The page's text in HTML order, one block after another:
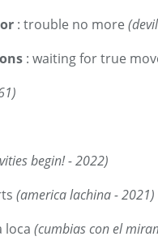
: trouble no more
: waiting for true
begin! - 2022)
(america lachina - 2021)
loca (cumbias con el